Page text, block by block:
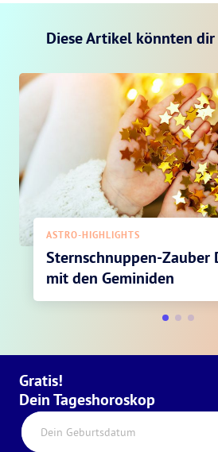
Diese Artikel könnten
ASTRO-HIGHLIGHTS
Sternschnuppen-Zauber
mit den Geminiden
Gratis!
Dein Tageshoroskop
Dein Geburtsdatum